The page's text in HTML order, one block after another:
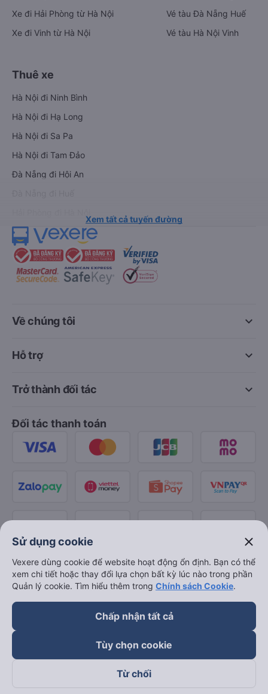
Xe đi Hải Phòng từ Hà Nội
Xe đi Vinh từ Hà Nội
Vé tàu Đà Nẵng Huế
Vé tàu Hà Nội Vinh
Thuê xe
Hà Nội đi Ninh Bình
Hà Nội đi Hạ Long
Hà Nội đi Sa Pa
Hà Nội đi Tam Đảo
Đà Nẵng đi Hội An
Xem tất cả tuyến đường
keyboard_arrow_down
Về chúng tôi
keyboard_arrow_down
Hỗ trợ
keyboard_arrow_down
Trở thành đối tác
Đối tác thanh toán
Sử dụng cookie close
Vexere dùng cookie để website hoạt động ổn định. Bạn có thể
xem chi tiết hoặc thay đổi lựa chọn bất kỳ lúc nào trong phần
Quản lý cookie. Tìm hiểu thêm trong Chính sách Cookie.
Chấp nhận tất cả
Tùy chọn cookie
Từ chối